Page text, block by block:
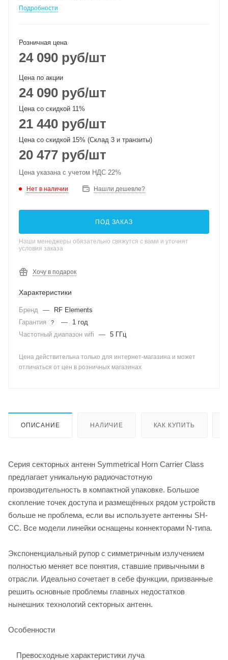
Подробности
Розничная цена
24 090 руб/шт
Цена по акции
24 090 руб/шт
Цена со скидкой 11%
21 440 руб/шт
Цена со скидкой 15% (Склад 3 и транзиты)
20 477 руб/шт
Цена указана с учетом НДС 22%
Нет в наличии Нашли дешевле?
ПОД ЗАКАЗ
Наши менеджеры обязательно свяжутся с вами и уточнят
условия заказа
Хочу в подарок
Характеристики
Бренд —
RF Elements
Гарантия
? —
1 год
Частотный диапазон wifi
— 5 ГГц
Цена действительна только для интернет-магазина и может
отличаться от цен в розничных магазинах
ОПИСАНИЕ НАЛИЧИЕ КАК КУПИТЬ
Серия секторных антенн Symmetrical Horn Carrier Class
предлагает уникальную радиочастотную
производительность в компактной упаковке. Большое
скопление точек доступа и размещённых рядом устройств
больше не проблема, если вы используете антенны SH-
CC. Все модели линейки оснащены коннекторами N-типа.
Экспоненциальный рупор с симметричным излучением
полностью меняет все понятия, ставшие привычными в
отрасли. Идеально сочетает в себе функции, призванные
решить основные проблемы главных недостатков
нынешних технологий секторных антенн.
Особенности
Превосходные характеристики луча